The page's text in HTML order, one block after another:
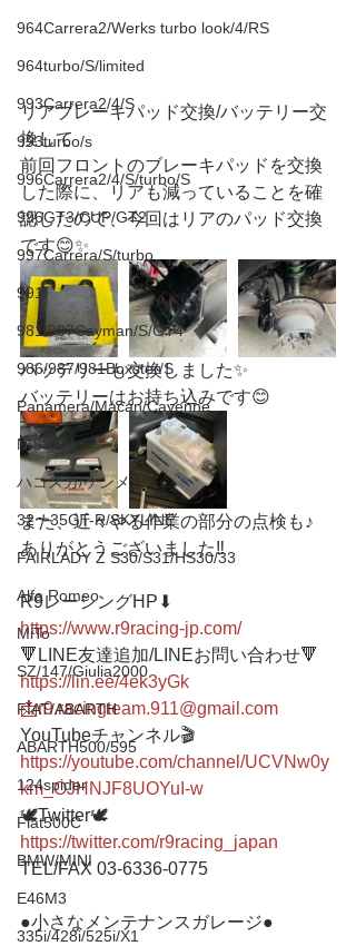
964Carrera2/Werks turbo look/4/RS
964turbo/S/limited
993Carrera2/4/S
993turbo/s
996Carrera2/4/S/turbo/S
996GT3/CUP/GT2
997Carrera/S/turbo
991
981/987Cayman/S/GT4
986/987/981Boxster/S
Panamera/Macan/Cayenne
NISSAN
ハコスカ/ケンメリ
32〜35GT-R/SKYLINE
FAIRLADY Z S30/S31/HS30/33
Alfa Romeo
MiTo
SZ/147/Giulia2000
FIAT/ABARTH
ABARTH500/595
124spider
Fiat500C
BMW/MINI
E46M3
335i/428i/525i/X1
リアブレーキパッド交換/バッテリー交
換して
前回フロントのブレーキパッドを交換
した際に、リアも減っていることを確
認したので、今回はリアのパッド交換
です😊✨
バッテリーも交換しました✨
バッテリーはお持ち込みです😊
また、近々やる作業の部分の点検も♪
ありがとうございました‼️
R9レーシングHP⬇︎
https://www.r9racing-jp.com/
🔻LINE友達追加/LINEお問い合わせ🔻
https://lin.ee/4ek3yGk
📩r9.racingteam.911@gmail.com
YouTubeチャンネル🎬
https://youtube.com/channel/UCVNw0y
km_OJHNJF8UOYuI-w
🕊Twitter🕊
https://twitter.com/r9racing_japan
TEL/FAX 03-6336-0775
●小さなメンテナンスガレージ●